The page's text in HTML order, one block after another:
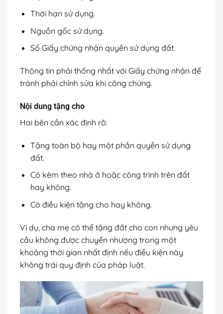
Thời hạn sử dụng.
Nguồn gốc sử dụng.
Số Giấy chứng nhận quyền sử dụng đất.
Thông tin phải thống nhất với Giấy chứng nhận để
tránh phải chỉnh sửa khi công chứng.
Nội dung tặng cho
Hai bên cần xác định rõ:
Tặng toàn bộ hay một phần quyền sử dụng
đất.
Có kèm theo nhà ở hoặc công trình trên đất
hay không.
Có điều kiện tặng cho hay không.
Ví dụ, cha mẹ có thể tặng đất cho con nhưng yêu
cầu không được chuyển nhượng trong một
khoảng thời gian nhất định nếu điều kiện này
không trái quy định của pháp luật.